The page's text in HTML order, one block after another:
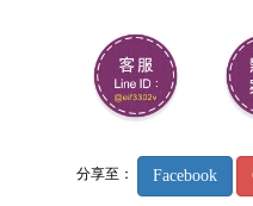
分享至： Facebook